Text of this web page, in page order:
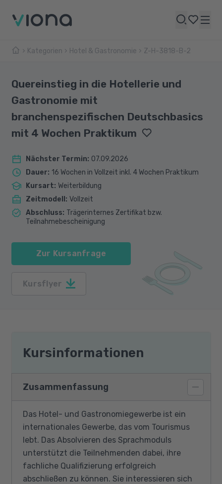
Kategorien Hotel & Gastronomie Z-H-3818-B-2
Quereinstieg in die Hotellerie und
Gastronomie mit
branchenspezifischen Deutschbasics
mit 4 Wochen Praktikum
Nächster Termin: 07.09.2026
Dauer: 16 Wochen in Vollzeit inkl. 4 Wochen Praktikum
Kursart: Weiterbildung
Zeitmodell : Vollzeit
Abschluss: Trägerinternes Zertifikat bzw.
Teilnahmebescheinigung
Zur Kursanfrage
Kursflyer
Kursinformationen
Zusammenfassung
Das Hotel- und Gastronomiegewerbe ist ein
internationales Gewerbe, das vom Tourismus
lebt. Das Absolvieren des Sprachmoduls
unterstützt die Teilnehmenden dabei, ihre
fachliche Qualifizierung erfolgreich
abschließen zu können. Sie interessieren sich